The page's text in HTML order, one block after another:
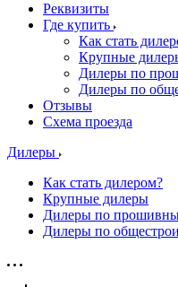
Реквизиты
Где купить
Как стать
Крупные
Дилеры по
Дилеры по
Отзывы
Схема проезда
Дилеры
Как стать дилером?
Крупные дилеры
Дилеры по
Дилеры по